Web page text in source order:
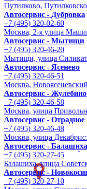
Путилково,
Автосервис - Дубровка
+7 (495) 320-02-60
Москва, 2-я улица
Автосервис - Мытищи
+7 (495) 320-46-20
Мытищи, улица
Автосервис - Ясенево
+7 (495) 320-46-51
Москва,
Автосервис - Жулебино
+7 (495) 320-46-58
Москва, улица
Автосервис - Отрадное
+7 (495) 320-46-48
Москва, улица
Автосервис - Балашиха
+7 (495) 320-27-45
Балашиха, улица
Автосервис -
+7 (495) 320-27-10